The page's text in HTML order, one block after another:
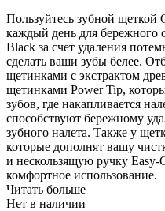
Пользуйтесь зубной
каждый день для бережного
Black за счет удаления
сделать ваши зубы белее.
щетинками с экстрактом
щетинками Power Tip,
зубов, где накапливается
способствуют бережному
зубного налета. Также у
которые дополнят вашу
и нескользящую ручку Easy-
комфортное использование.
Читать больше
Нет в наличии